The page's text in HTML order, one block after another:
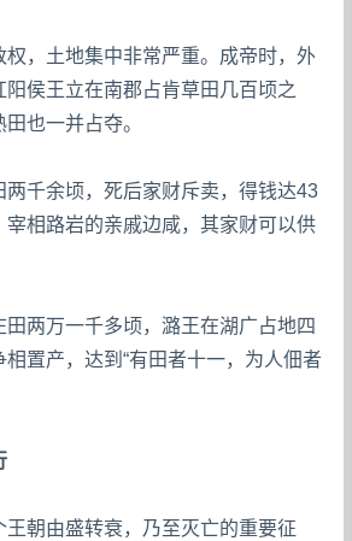
权，土地集中非常严重。成帝时，外
侯王立在南郡占肯草田几百顷之
也一并占夺。
两千余顷，死后家财斥卖，得钱达43
宰相路岩的亲戚边咸，其家财可以供
两万一千多顷，潞王在湖广占地四
置产，达到“有田者十一，为人佃者
朝由盛转衰，乃至灭亡的重要征